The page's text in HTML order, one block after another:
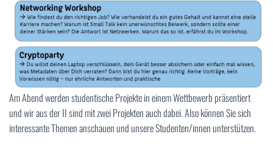
Am Abend werden studentische Projekte in einem Wettbewerb präsentiert
und wir aus der II sind mit zwei Projekten auch dabei. Also können Sie sich
interessante Themen anschauen und unsere Studenten/innen unterstützen.